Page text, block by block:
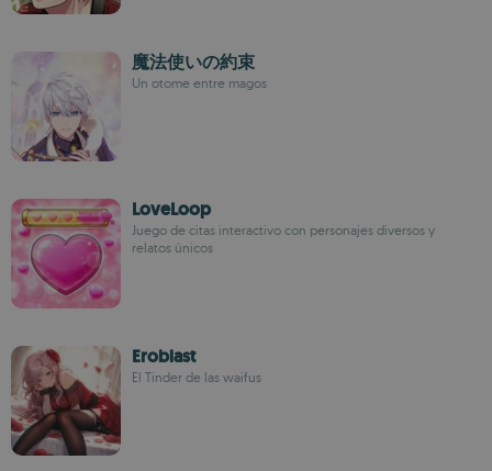
魔法使いの約束
Un otome entre magos
LoveLoop
Juego de citas interactivo con personajes diversos y
relatos únicos
Eroblast
El Tinder de las waifus